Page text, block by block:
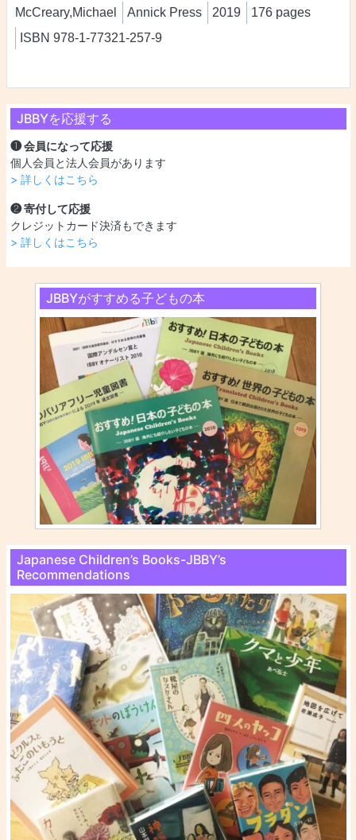
JBBYを応援する
❶ 会員になって応援
個人会員と法人会員があります
> 詳しくはこちら
❷ 寄付して応援
クレジットカード決済もできます
> 詳しくはこちら
JBBYがすすめる子どもの本
Japanese Children’s Books-JBBY’s
Recommendations
McCreary,Michael Annick Press 2019
176 pages
ISBN 978-1-77321-257-9